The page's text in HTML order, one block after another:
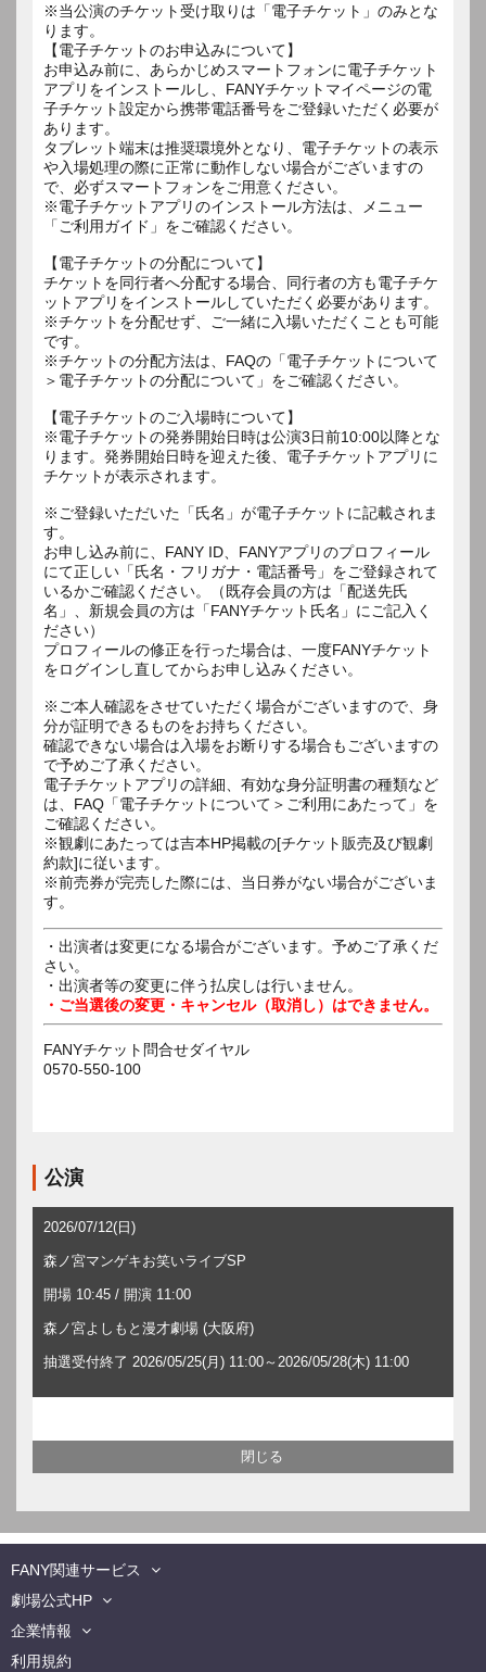
※当公演のチケット受け取りは「電子チケット」のみとな
ります。
【電子チケットのお申込みについて】
お申込み前に、あらかじめスマートフォンに電子チケット
アプリをインストールし、FANYチケットマイページの電
子チケット設定から携帯電話番号をご登録いただく必要が
あります。
タブレット端末は推奨環境外となり、電子チケットの表示
や入場処理の際に正常に動作しない場合がございますの
で、必ずスマートフォンをご用意ください。
※電子チケットアプリのインストール方法は、メニュー
「ご利用ガイド」をご確認ください。
【電子チケットの分配について】
チケットを同行者へ分配する場合、同行者の方も電子チケ
ットアプリをインストールしていただく必要があります。
※チケットを分配せず、ご一緒に入場いただくことも可能
です。
※チケットの分配方法は、FAQの「電子チケットについて
＞電子チケットの分配について」をご確認ください。
【電子チケットのご入場時について】
※電子チケットの発券開始日時は公演3日前10:00以降とな
ります。発券開始日時を迎えた後、電子チケットアプリに
チケットが表示されます。
※ご登録いただいた「氏名」が電子チケットに記載されま
す。
お申し込み前に、FANY ID、FANYアプリのプロフィール
にて正しい「氏名・フリガナ・電話番号」をご登録されて
いるかご確認ください。（既存会員の方は「配送先氏
名」、新規会員の方は「FANYチケット氏名」にご記入く
ださい）
プロフィールの修正を行った場合は、一度FANYチケット
をログインし直してからお申し込みください。
※ご本人確認をさせていただく場合がございますので、身
分が証明できるものをお持ちください。
確認できない場合は入場をお断りする場合もございますの
で予めご了承ください。
電子チケットアプリの詳細、有効な身分証明書の種類など
は、FAQ「電子チケットについて＞ご利用にあたって」を
ご確認ください。
※観劇にあたっては吉本HP掲載の[チケット販売及び観劇
約款]に従います。
※前売券が完売した際には、当日券がない場合がございま
す。
・出演者は変更になる場合がございます。予めご了承くだ
さい。
・出演者等の変更に伴う払戻しは行いません。
・ご当選後の変更・キャンセル（取消し）はできません。
FANYチケット問合せダイヤル
0570-550-100
公演
2026/07/12(日)
森ノ宮マンゲキお笑いライブSP
開場 10:45 / 開演 11:00
森ノ宮よしもと漫才劇場 (大阪府)
抽選受付終了 2026/05/25(月) 11:00～2026/05/28(木) 11:00
FANY関連サービス
劇場公式HP
企業情報
利用規約